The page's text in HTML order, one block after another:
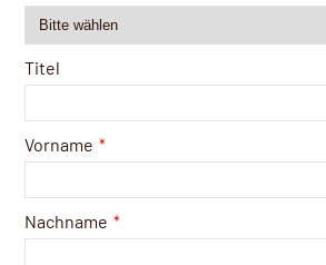
Titel
Vorname *
Nachname *